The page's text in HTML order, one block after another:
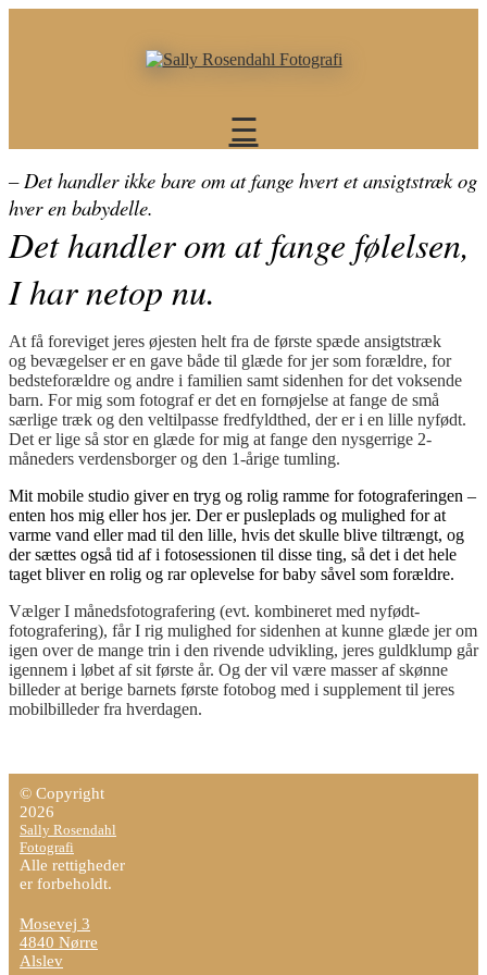
Portefølje
Portrætter
Portrætter
on
/
Situationsportrætter
studio
Teamfotos
Produktfoto
on
location
Produktion
Børn
Baby
Familie
Bryllup
CogA
Bryllup
WogD
Bryllup
LogJ
Graviditet
☰
– Det handler ikke bare om at fange hvert et ansigtstræk og
hver en babydelle.
Det handler om at fange følelsen,
I har netop nu.
At få foreviget jeres øjesten helt fra de første spæde ansigtstræk
og bevægelser er en gave både til glæde for jer som forældre, for
bedsteforældre og andre i familien samt sidenhen for det voksende
barn. For mig som fotograf er det en fornøjelse at fange de små
særlige træk og den veltilpasse fredfyldthed, der er i en lille nyfødt.
Det er lige så stor en glæde for mig at fange den nysgerrige 2-
måneders verdensborger og den 1-årige tumling.
Mit mobile studio giver en tryg og rolig ramme for fotograferingen –
enten hos mig eller hos jer. Der er pusleplads og mulighed for at
varme vand eller mad til den lille, hvis det skulle blive tiltrængt, og
der sættes også tid af i fotosessionen til disse ting, så det i det hele
taget bliver en rolig og rar oplevelse for baby såvel som forældre.
Vælger I månedsfotografering (evt. kombineret med nyfødt-
fotografering), får I rig mulighed for sidenhen at kunne glæde jer om
igen over de mange trin i den rivende udvikling, jeres guldklump går
igennem i løbet af sit første år. Og der vil være masser af skønne
billeder at berige barnets første fotobog med i supplement til jeres
mobilbilleder fra hverdagen.
© Copyright
2026
Sally Rosendahl
Fotografi
Alle rettigheder
er forbeholdt.
Mosevej 3
4840 Nørre
Alslev